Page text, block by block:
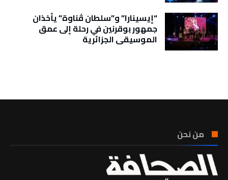
“إيسينارا” و”سلطان ڤناوة” يأخذان
جمهور بوقرنين في رحلة إلى عمق
الموسيقى الجزائرية
من نحن